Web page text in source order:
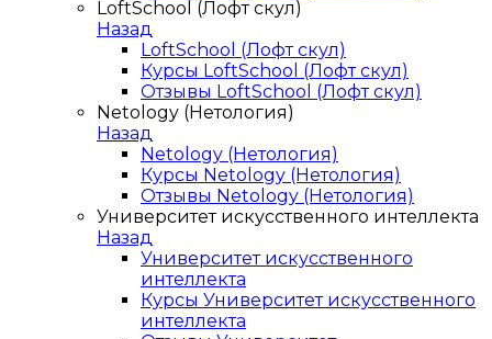
LoftSchool (Лофт скул)
Назад
LoftSchool (Лофт скул)
Курсы LoftSchool (Лофт скул)
Отзывы LoftSchool (Лофт скул)
Netology (Нетология)
Назад
Netology (Нетология)
Курсы Netology (Нетология)
Отзывы Netology (Нетология)
Университет искусственного интеллекта
Назад
Университет искусственного
интеллекта
Курсы Университет искусственного
интеллекта